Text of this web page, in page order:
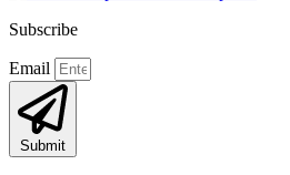
Subscribe
Email
Submit